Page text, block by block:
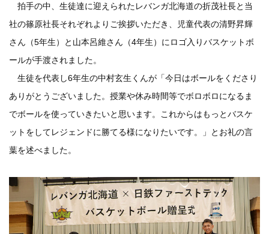
拍手の中、生徒達に迎えられたレバンガ北海道の折茂社長と当
社の篠原社長それぞれよりご挨拶いただき、児童代表の清野昇輝
さん（5年生）と山本呂維さん（4年生）にロゴ入りバスケットボ
ールが手渡されました。
生徒を代表し6年生の中村玄生くんが「今日はボールをくださり
ありがとうございました。授業や休み時間等でボロボロになるま
でボールを使っていきたいと思います。これからはもっとバスケ
ットをしてレジェンドに勝てる様になりたいです。」とお礼の言
葉を述べました。